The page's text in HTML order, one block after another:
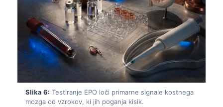
Slika 6: Testiranje EPO loči primarne signale kostnega
mozga od vzrokov, ki jih poganja kisik.